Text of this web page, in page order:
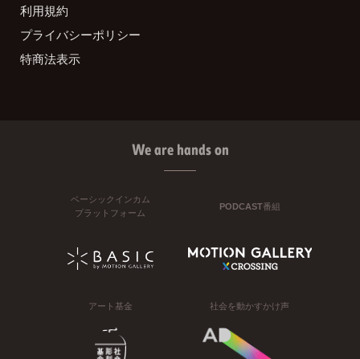
利用規約
プライバシーポリシー
特商法表示
We are hands on
ベーシックインカム
プラットフォーム
PODCAST番組
アート基金 社会を動かすかけ声